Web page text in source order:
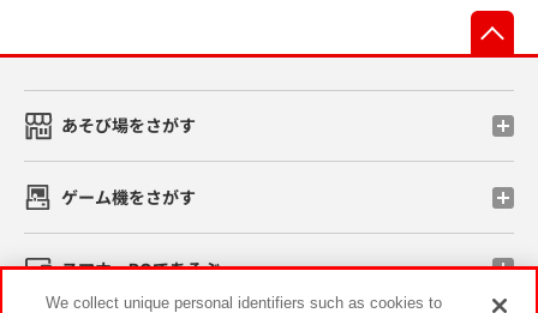
あそび場をさがす
ゲーム機をさがす
スマホ・PCであそぶ
We collect unique personal identifiers such as cookies to